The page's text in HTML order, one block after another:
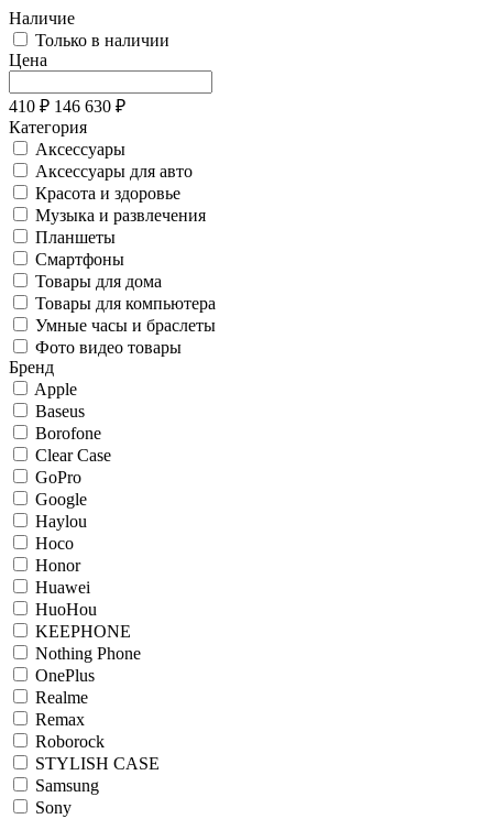
Наличие
Только в наличии
Цена
410 ₽ 146 630 ₽
Категория
Аксессуары
Аксессуары для авто
Красота и здоровье
Музыка и развлечения
Планшеты
Смартфоны
Товары для дома
Товары для компьютера
Умные часы и браслеты
Фото видео товары
Бренд
Apple
Baseus
Borofone
Clear Case
GoPro
Google
Haylou
Hoco
Honor
Huawei
HuoHou
KEEPHONE
Nothing Phone
OnePlus
Realme
Remax
Roborock
STYLISH CASE
Samsung
Sony